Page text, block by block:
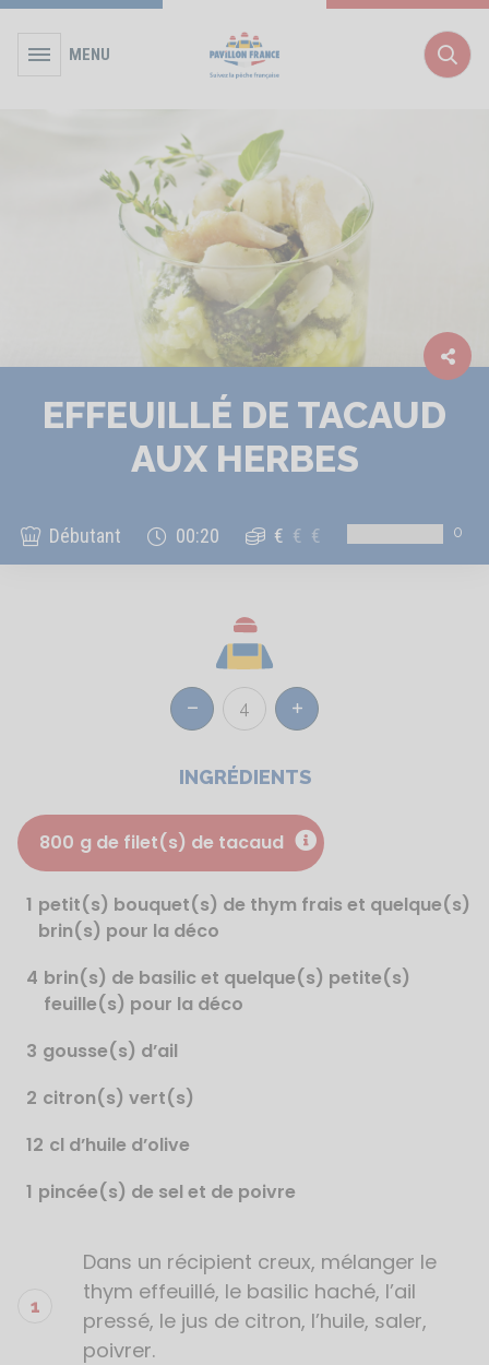
MENU
EFFEUILLÉ DE TACAUD
AUX HERBES
Débutant 00:20 € € € 0
Réduire 4 Augmenter
INGRÉDIENTS
800 g de filet(s) de tacaud
1 petit(s) bouquet(s) de thym frais et quelque(s)
brin(s) pour la déco
4 brin(s) de basilic et quelque(s) petite(s)
feuille(s) pour la déco
3 gousse(s) d’ail
2 citron(s) vert(s)
12 cl d’huile d’olive
1 pincée(s) de sel et de poivre
Dans un récipient creux, mélanger le
thym effeuillé, le basilic haché, l’ail
pressé, le jus de citron, l’huile, saler,
poivrer.